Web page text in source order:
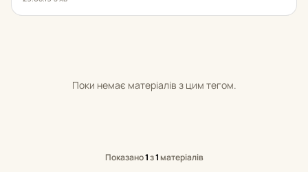
Поки немає матеріалів з цим тегом.
Показано1з1матеріалів